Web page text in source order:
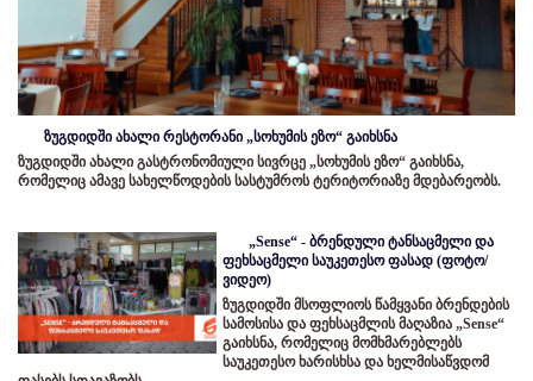
ზუგდიდში ახალი რესტორანი „სოხუმის ეზო“ გაიხსნა
ზუგდიდში ახალი გასტრონომიული სივრცე „სოხუმის ეზო“ გაიხსნა,
რომელიც ამავე სახელწოდების სასტუმროს ტერიტორიაზე მდებარეობს.
„Sense“ - ბრენდული ტანსაცმელი და
ფეხსაცმელი საუკეთესო ფასად (ფოტო/
ვიდეო)
ზუგდიდში მსოფლიოს წამყვანი ბრენდების
სამოსისა და ფეხსაცმლის მაღაზია „Sense“
გაიხსნა, რომელიც მომხმარებლებს
საუკეთესო ხარისხსა და ხელმისაწვდომ